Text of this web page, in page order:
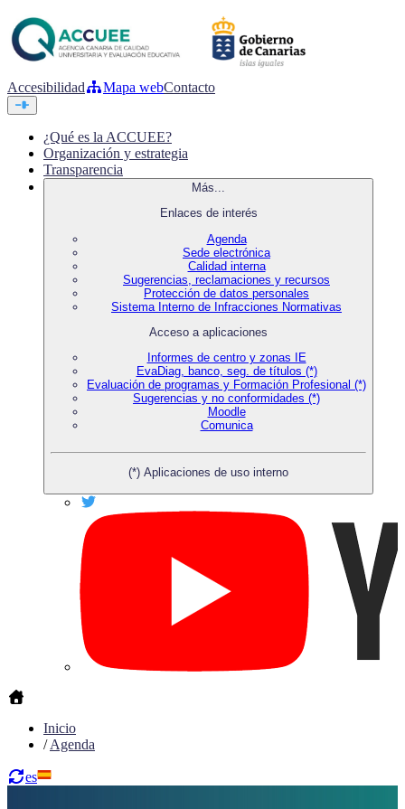
Accesibilidad Mapa webContacto
¿Qué es la ACCUEE?
Organización y estrategia
Transparencia
Más...
Enlaces de interés
Agenda
Sede electrónica
Calidad interna
Sugerencias, reclamaciones y recursos
Protección de datos personales
Sistema Interno de Infracciones Normativas
Acceso a aplicaciones
Informes de centro y zonas IE
EvaDiag, banco, seg. de títulos (*)
Evaluación de programas y Formación Profesional (*)
Sugerencias y no conformidades (*)
Moodle
Comunica
(*) Aplicaciones de uso interno
Inicio
/Agenda
es